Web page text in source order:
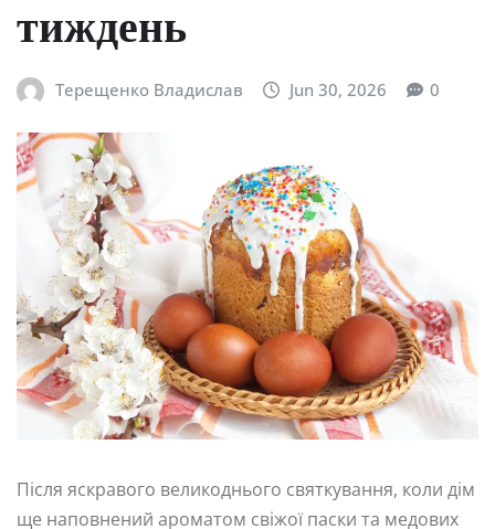
тиждень
Терещенко Владислав Jun 30, 2026 0
Після яскравого великоднього святкування, коли дім
ще наповнений ароматом свіжої паски та медових